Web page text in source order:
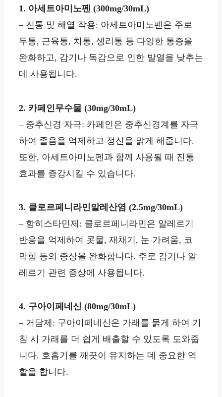
1. 아세트아미노펜 (300mg/30mL)
– 진통 및 해열 작용: 아세트아미노펜은 주로
두통, 근육통, 치통, 생리통 등 다양한 통증을
완화하고, 감기나 독감으로 인한 발열을 낮추는
데 사용됩니다.
2. 카페인무수물 (30mg/30mL)
– 중추신경 자극: 카페인은 중추신경계를 자극
하여 졸음을 억제하고 정신을 맑게 해줍니다.
또한, 아세트아미노펜과 함께 사용될 때 진통
효과를 증강시킬 수 있습니다.
3. 클로르페니라민말레산염 (2.5mg/30mL)
– 항히스타민제: 클로르페니라민은 알레르기
반응을 억제하여 콧물, 재채기, 눈 가려움, 코
막힘 등의 증상을 완화합니다. 주로 감기나 알
레르기 관련 증상에 사용됩니다.
4. 구아이페네신 (80mg/30mL)
– 거담제: 구아이페네신은 가래를 묽게 하여 기
침 시 가래를 더 쉽게 배출할 수 있도록 도와줍
니다. 호흡기를 깨끗이 유지하는 데 중요한 역
할을 합니다.